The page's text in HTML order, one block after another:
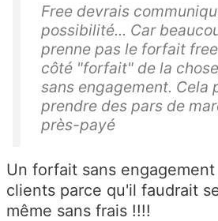
Free devrais
possibilité... Car
prenne pas le forfait
côté "forfait" de la
sans engagement. Cela
prendre des pars de
près-payé
Un forfait sans
clients parce qu'il faudrait
même sans frais !!!!